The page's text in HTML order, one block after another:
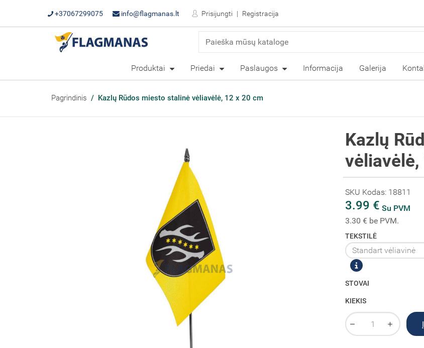
+37067299075 info@flagmanas.lt Prisijungti Registracija
Produktai Priedai Paslaugos Informacija Galerija
Pagrindinis Kazlų Rūdos miesto stalinė vėliavėlė, 12 x 20 cm
Kazlų
SKU Kodas: 18811
3.99 € Su PVM
3.30 € be PVM.
TEKSTILĖ
STOVAI
KIEKIS